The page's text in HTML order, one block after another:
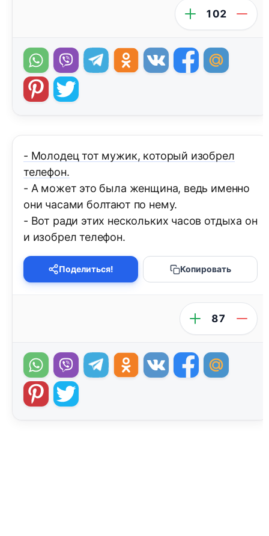
102
- Молодец тот мужик, который изобрел
телефон.
- А может это была женщина, ведь именно
они часами болтают по нему.
- Вот ради этих нескольких часов отдыха он
и изобрел телефон.
Поделиться! Копировать
87